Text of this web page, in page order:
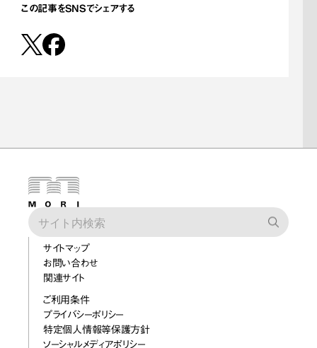
この記事をSNSでシェアする
サイトマップ
お問い合わせ
関連サイト
ご利用条件
プライバシーポリシー
特定個人情報等保護方針
ソーシャルメディアポリシー